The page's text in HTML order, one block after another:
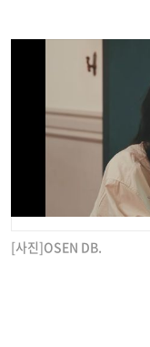
[사진]OSEN DB.